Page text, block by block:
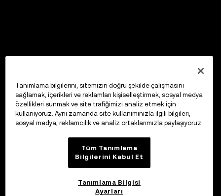
Tanımlama bilgilerini; sitemizin doğru şekilde çalışmasını
sağlamak, içerikleri ve reklamları kişiselleştirmek, sosyal medya
özellikleri sunmak ve site trafiğimizi analiz etmek için
kullanıyoruz. Aynı zamanda site kullanımınızla ilgili bilgileri;
sosyal medya, reklamcılık ve analiz ortaklarımızla paylaşıyoruz.
Tüm Tanımlama
Bilgilerini Kabul Et
Tanımlama Bilgisi
Ayarları